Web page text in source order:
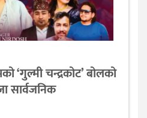
‘गुल्मी चन्द्रकोट’ बोलको
सार्वजनिक